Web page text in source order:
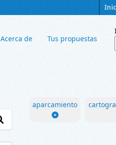
Acerca de Tus propuestas
aparcamiento